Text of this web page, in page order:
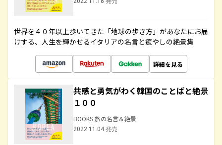
世界を４０年以上歩いてきた「地球の歩き方」があなたにお届
けする、人生を輝かせるイタリアの名言と癒やしの絶景集
詳細を見る
共感と勇気がわく韓国のことばと絶景
１００
BOOKS 旅の名言＆絶景
2022.11.04 発売